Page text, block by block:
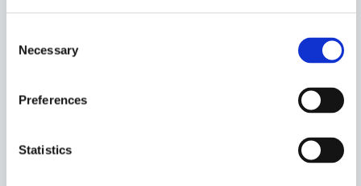
Selection
Necessary
Preferences
Statistics
Agent d'encapsulation durcissable aux UV avec
capacité de polymérisation secondaire à l'humidité
bonne résistance à l'humidité et à la chaleur.
Europe